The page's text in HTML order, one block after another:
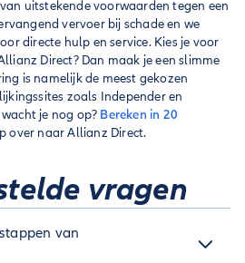
uitstekende voorwaarden tegen een
vervoer bij schade en we
directe hulp en service. Kies je voor
Direct? Dan maak je een slimme
is namelijk de meest gekozen
zoals Independer en
je nog op? Bereken in 20
over naar Allianz Direct.
vragen
van